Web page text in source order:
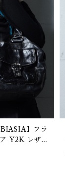
】フラ
Y2K レザ